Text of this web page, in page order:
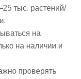
тыс. растений/
на
на наличии и
проверять